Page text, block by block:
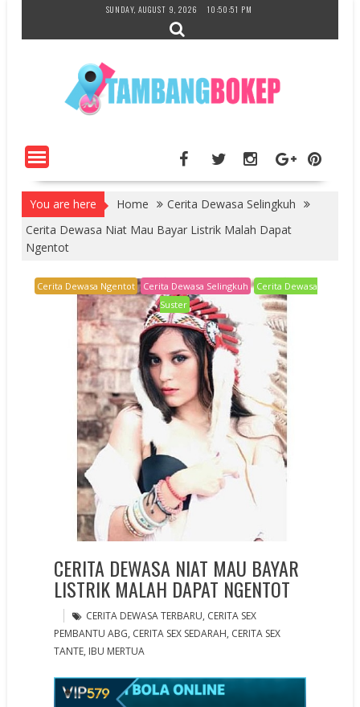
content
SUNDAY, AUGUST 9, 2026 10:50:52 PM
You are here Home
Cerita Dewasa Selingkuh
Cerita Dewasa Niat Mau Bayar Listrik Malah Dapat
Ngentot
Cerita Dewasa Ngentot Cerita Dewasa Selingkuh
Cerita Dewasa
Suster
CERITA DEWASA NIAT MAU BAYAR
LISTRIK MALAH DAPAT NGENTOT
CERITA DEWASA TERBARU, CERITA SEX
PEMBANTU ABG, CERITA SEX SEDARAH, CERITA SEX
TANTE, IBU MERTUA